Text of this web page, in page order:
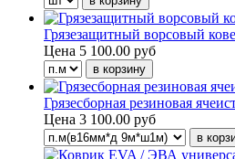
Грязезащитный ворсовый
Цена 5 100.00 руб
Грязесборная резиновая
Цена 3 100.00 руб